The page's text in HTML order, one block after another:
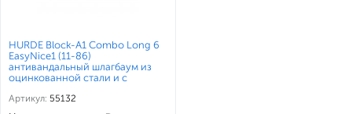
HURDE Block-A1 Combo Long 6
EasyNice1 (11-86)
антивандальный шлагбаум из
оцинкованной стали и с
электромеханическим
приводом для перекрытия
Артикул: 55132